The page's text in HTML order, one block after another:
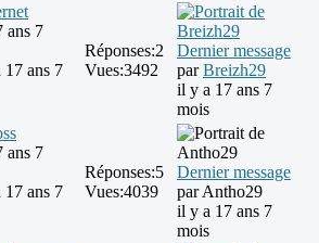
ans 7
17 ans 7
Réponses:2
Vues:3492
Dernier message
parBreizh29
il y a 17 ans 7
mois
ans 7
17 ans 7
Réponses:5
Vues:4039
Dernier message
parAntho29
il y a 17 ans 7
mois